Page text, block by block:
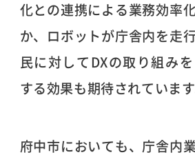
化との連携による業務効率
か、ロボットが庁舎内を走
民に対してDXの取り組みを
する効果も期待されています
府中市においても、庁舎内